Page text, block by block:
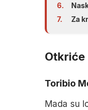
6.
7.
Za
Otkriće
Toribio
Mada su